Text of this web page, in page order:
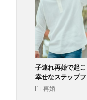
子連れ再婚で起
幸せなステップ
再婚